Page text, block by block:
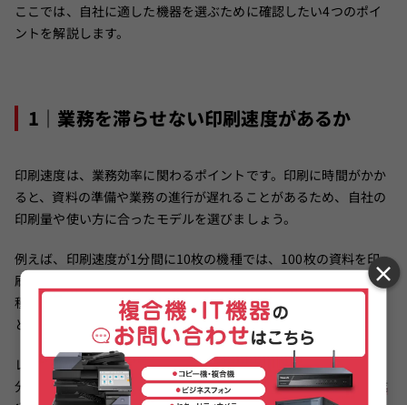
ここでは、自社に適した機器を選ぶために確認したい4つのポイ
ントを解説します。
1｜業務を滞らせない印刷速度があるか
印刷速度は、業務効率に関わるポイントです。印刷に時間がかか
ると、資料の準備や業務の進行が遅れることがあるため、自社の
印刷量や使い方に合ったモデルを選びましょう。
例えば、印刷速度が1分間に10枚の機種では、100枚の資料を印
刷するのに約10分かかります。一方、1分間に35枚印刷できる機
種なら、同じ量を約3分で印刷できます。この差が積み重なる
と、1日の作業効率にも影響します。
レーザー複合機は一般的に印刷速度が速く、モデルによっては1
分間に50枚以上印刷できるものもあります。 大量印刷を行う企業
×